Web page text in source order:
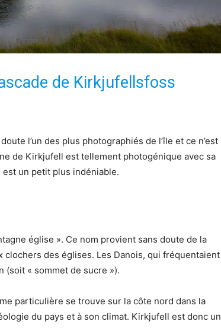
de Kirkjufellsfoss
l’un des plus photographiés de l’île et ce n’est
de Kirkjufell est tellement photogénique avec sa
un petit plus indéniable.
église ». Ce nom provient sans doute de la
des églises. Les Danois, qui fréquentaient
(soit « sommet de sucre »).
particulière se trouve sur la côte nord dans la
du pays et à son climat. Kirkjufell est donc un